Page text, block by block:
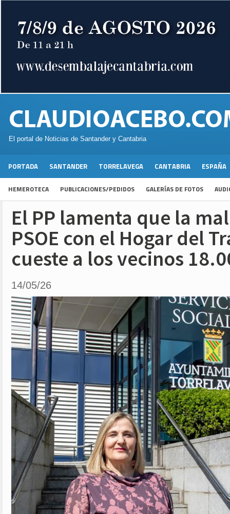
El portal de Noticias de Santander y Cantabria
PORTADA SANTANDER TORRELAVEGA CANTABRIA ESPAÑA
HEMEROTECA PUBLICACIONES/PEDIDOS GALERÍAS DE FOTOS
El PP lamenta que la
PSOE con el Hogar del
cueste a los vecinos
14/05/26